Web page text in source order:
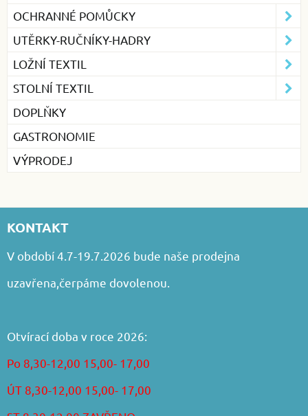
OCHRANNÉ POMŮCKY
UTĚRKY-RUČNÍKY-HADRY
LOŽNÍ TEXTIL
STOLNÍ TEXTIL
DOPLŇKY
GASTRONOMIE
VÝPRODEJ
KONTAKT
V období 4.7-19.7.2026 bude naše prodejna
uzavřena,čerpáme dovolenou.
Otvírací doba v roce 2026:
Po 8,30-12,00 15,00- 17,00
ÚT 8,30-12,00 15,00- 17,00